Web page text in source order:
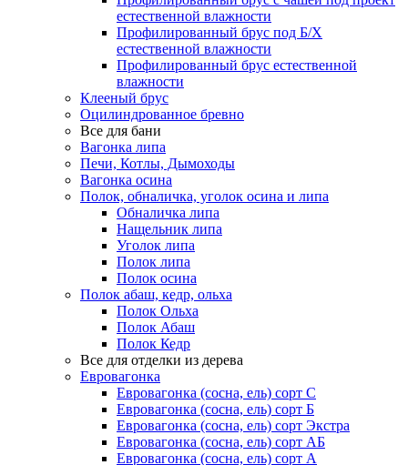
естественной влажности
Профилированный брус под Б/Х
естественной влажности
Профилированный брус естественной
влажности
Клееный брус
Оцилиндрованное бревно
Все для бани
Вагонка липа
Печи, Котлы, Дымоходы
Вагонка осина
Полок, обналичка, уголок осина и липа
Обналичка липа
Нащельник липа
Уголок липа
Полок липа
Полок осина
Полок абаш, кедр, ольха
Полок Ольха
Полок Абаш
Полок Кедр
Все для отделки из дерева
Евровагонка
Евровагонка (сосна, ель) сорт С
Евровагонка (сосна, ель) сорт Б
Евровагонка (сосна, ель) сорт Экстра
Евровагонка (сосна, ель) сорт АБ
Евровагонка (сосна, ель) сорт А